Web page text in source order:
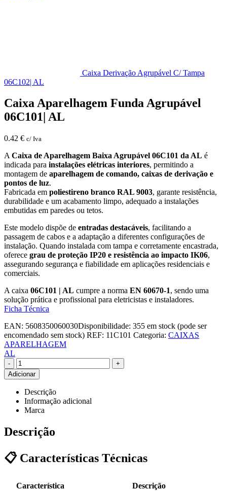
Caixa Derivação Agrupável C/ Tampa
06C102| AL
Caixa Aparelhagem Funda Agrupável
06C101| AL
0.42 € c/ Iva
A Caixa de Aparelhagem Baixa Agrupável 06C101 da AL é
indicada para instalações elétricas interiores, permitindo a
montagem de aparelhagem de comando, caixas de derivação e
pontos de luz.
Fabricada em poliestireno branco RAL 9003, garante resistência,
durabilidade e um acabamento limpo, adequado a instalações
embutidas em paredes ou tetos.
Este modelo dispõe de entradas destacáveis, facilitando a
passagem de cabos e a adaptação a diferentes configurações de
instalação. Quando instalada com tampa e corretamente encastrada,
oferece grau de proteção IP20 e resistência ao impacto IK06,
assegurando segurança e fiabilidade em aplicações residenciais e
comerciais.
A caixa 06C101 | AL cumpre a norma EN 60670-1, sendo uma
solução prática e profissional para eletricistas e instaladores.
Ficha Técnica
EAN: 5608350060030Disponibilidade: 355 em stock (pode ser
encomendado sem stock) REF: 11C101 Categoria: CAIXAS
APARELHAGEM
AL
-
+
Adicionar
Descrição
Informação adicional
Marca
Descrição
📋 Características Técnicas
Característica
Descrição